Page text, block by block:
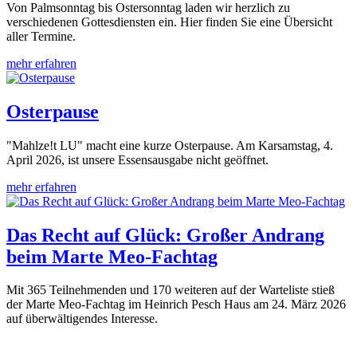
Von Palmsonntag bis Ostersonntag laden wir herzlich zu
verschiedenen Gottesdiensten ein. Hier finden Sie eine Übersicht
aller Termine.
mehr erfahren
Osterpause
"Mahlze!t LU" macht eine kurze Osterpause. Am Karsamstag, 4.
April 2026, ist unsere Essensausgabe nicht geöffnet.
mehr erfahren
Das Recht auf Glück: Großer Andrang
beim Marte Meo-Fachtag
Mit 365 Teilnehmenden und 170 weiteren auf der Warteliste stieß
der Marte Meo-Fachtag im Heinrich Pesch Haus am 24. März 2026
auf überwältigendes Interesse.